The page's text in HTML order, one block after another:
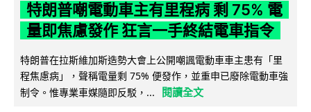
特朗普嘲電動車主有里程病 剩 75% 電
量即焦慮發作 狂言一手終結電車指令
特朗普在拉斯維加斯造勢大會上公開嘲諷電動車車主患有「里
程焦慮病」，聲稱電量剩 75% 便發作，並重申已廢除電動車強
制令。惟專業車媒隨即反駁，...
閱讀全文